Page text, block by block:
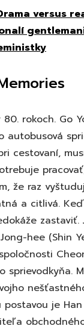
versus
rokoch. Go
autobusová
cestovaní,
že raz
a citlivá.
zastaviť.
hee (Shin
sprievodkyňa.
je